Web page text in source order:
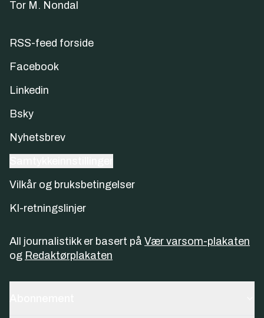
Tor M. Nondal
RSS-feed forside
Facebook
Linkedin
Bsky
Nyhetsbrev
Vilkår og bruksbetingelser
KI-retningslinjer
All journalistikk er basert på Vær varsom-plakaten
og Redaktørplakaten